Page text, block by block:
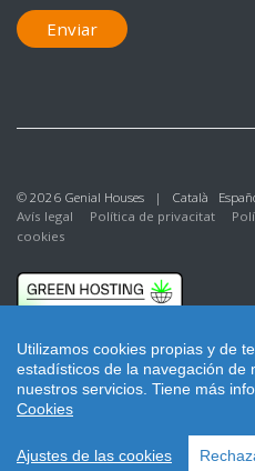
Utilizamos cookies propias y de
estadísticos de la navegación de
nuestros servicios. Tiene más
Cookies
Ajustes de las cookies
Enviar
© 2026 Genial Houses | Català
Avís legal
Política de privacitat
cookies